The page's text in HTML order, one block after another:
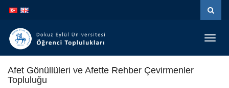
Afet Gönüllüleri ve Afette Rehber Çevirmenler
Topluluğu